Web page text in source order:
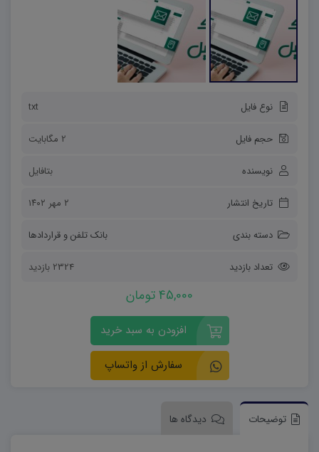
نوع فایل txt
حجم فایل 2 مگابایت
نویسنده بتافایل
تاریخ انتشار ۲ مهر ۱۴۰۲
دسته بندی بانک تلفن و قراردادها
تعداد بازدید 2324 بازدید
45,000 تومان
افزودن به سبد خرید
سفارش از واتساپ
توضیحات دیدگاه ها